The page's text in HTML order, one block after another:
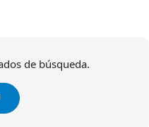
de búsqueda.